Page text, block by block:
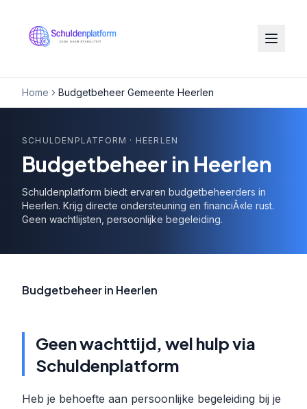
Home Budgetbeheer Gemeente Heerlen
SCHULDENPLATFORM · HEERLEN
Budgetbeheer in Heerlen
Schuldenplatform biedt ervaren budgetbeheerders in
Heerlen. Krijg directe ondersteuning en financiÃ«le rust.
Geen wachtlijsten, persoonlijke begeleiding.
Budgetbeheer in Heerlen
Geen wachttijd, wel hulp via
Schuldenplatform
Heb je behoefte aan persoonlijke begeleiding bij je